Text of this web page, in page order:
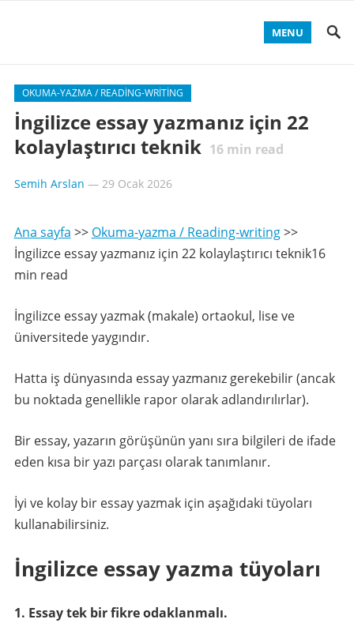
MENU
OKUMA-YAZMA / READING-WRITING
İngilizce essay yazmanız için 22
kolaylaştırıcı teknik 16min read
Semih Arslan — 29 Ocak 2026
Ana sayfa >> Okuma-yazma / Reading-writing>>
İngilizce essay yazmanız için 22 kolaylaştırıcı teknik16
min read
İngilizce essay yazmak (makale) ortaokul, lise ve
üniversitede yaygındır.
Hatta iş dünyasında essay yazmanız gerekebilir (ancak
bu noktada genellikle rapor olarak adlandırılırlar).
Bir essay, yazarın görüşünün yanı sıra bilgileri de ifade
eden kısa bir yazı parçası olarak tanımlanır.
İyi ve kolay bir essay yazmak için aşağıdaki tüyoları
kullanabilirsiniz.
İngilizce essay yazma tüyoları
1. Essay tek bir fikre odaklanmalı.